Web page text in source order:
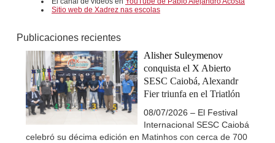
Sitio web de Xadrez nas escolas
Publicaciones recientes
Alisher Suleymenov
conquista el X Abierto
SESC Caiobá, Alexandr
Fier triunfa en el Triatlón
08/07/2026 – El Festival
Internacional SESC Caiobá
celebró su décima edición en Matinhos con cerca de 700